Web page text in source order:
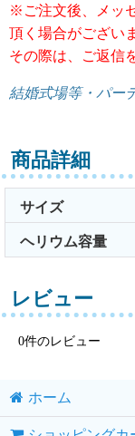
※ご注文後、メッ
頂く場合がござい
その際は、ご返信
結婚式場等・パー
商品詳細
サイズ
ヘリウム容量
レビュー
0件のレビュー
ホーム